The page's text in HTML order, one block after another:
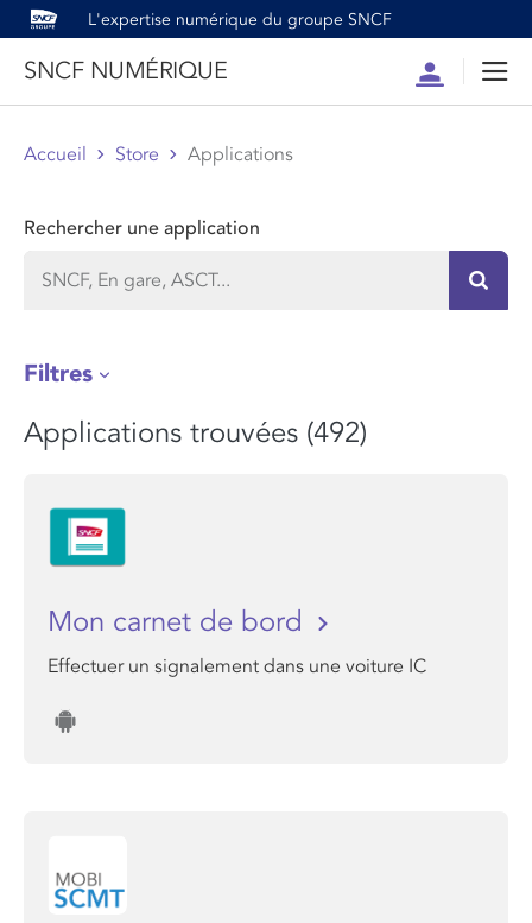
L'expertise numérique du groupe SNCF
SNCF NUMÉRIQUE
Compte
Accueil Store Applications
Rechercher une application
Filtres
Applications trouvées (492)
Mon carnet de bord
Effectuer un signalement dans une voiture IC